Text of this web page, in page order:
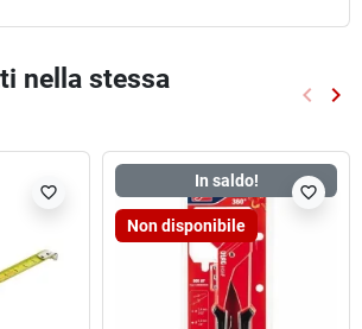
nella stessa
keyboard_arrow_left keyboard_arrow_right
favorite_border
In saldo!
Non disponibile
favorite_border